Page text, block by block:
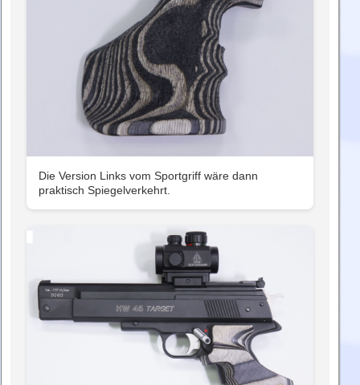
Die Version Links vom Sportgriff wäre dann
praktisch Spiegelverkehrt.